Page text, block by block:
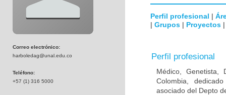
Correo electrónico:
harboledag@unal.edu.co
Teléfono:
+57 (1) 316 5000
Perfil profesional |
| Grupos | Proyectos
Perfil profesional
Médico, Genetista,
Colombia,
asociado del Depto